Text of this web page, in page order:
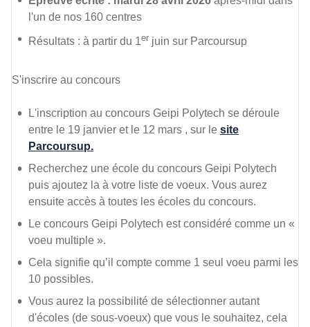
l'un de nos 160 centres
Résultats : à partir du 1er juin sur Parcoursup
S'inscrire au concours
L'inscription au concours Geipi Polytech se déroule
entre le 19 janvier et le 12 mars , sur le site
Parcoursup.
Recherchez une école du concours Geipi Polytech
puis ajoutez la à votre liste de voeux. Vous aurez
ensuite accès à toutes les écoles du concours.
Le concours Geipi Polytech est considéré comme un «
voeu multiple ».
Cela signifie qu’il compte comme 1 seul voeu parmi les
10 possibles.
Vous aurez la possibilité de sélectionner autant
d'écoles (de sous-voeux) que vous le souhaitez, cela